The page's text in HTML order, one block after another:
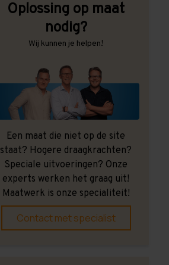
Oplossing op maat
nodig?
Wij kunnen je helpen!
Een maat die niet op de site
staat? Hogere draagkrachten?
Speciale uitvoeringen? Onze
experts werken het graag uit!
Maatwerk is onze specialiteit!
Contact met specialist